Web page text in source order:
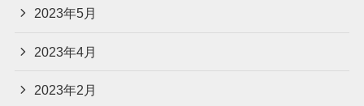
2023年5月
2023年4月
2023年2月